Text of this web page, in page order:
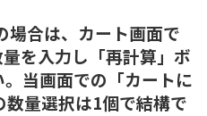
合は、カート画面で
を入力し「再計算」ボ
当画面での「カートに
量選択は1個で結構で